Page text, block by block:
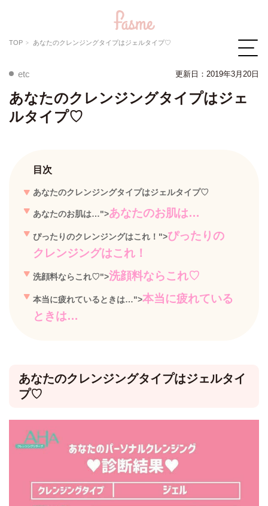
TOP あなたのクレンジングタイプはジェルタイプ♡
etc 更新日：2019年3月20日
あなたのクレンジングタイプはジェ
ルタイプ♡
目次
あなたのクレンジングタイプはジェルタイプ♡
あなたのお肌は…">あなたのお肌は…
ぴったりのクレンジングはこれ！ ">ぴったりの
クレンジングはこれ！
洗顔料ならこれ♡">洗顔料ならこれ♡
本当に疲れているときは…">本当に疲れている
ときは…
あなたのクレンジングタイプはジェルタイ
プ♡